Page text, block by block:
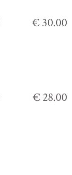
€ 30.00
€ 28.00